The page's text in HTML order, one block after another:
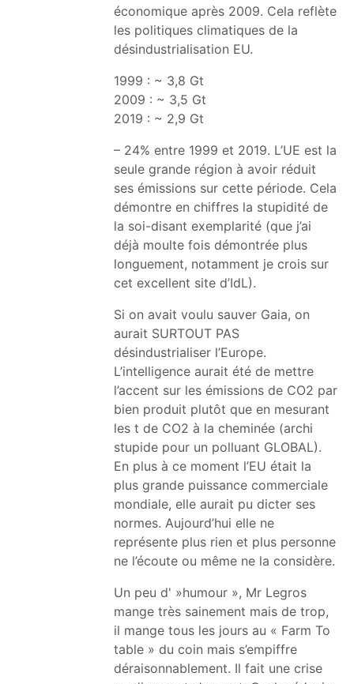
économique après 2009. Cela reflète
les politiques climatiques de la
désindustrialisation EU.
1999 : ~ 3,8 Gt
2009 : ~ 3,5 Gt
2019 : ~ 2,9 Gt
– 24% entre 1999 et 2019. L’UE est la
seule grande région à avoir réduit
ses émissions sur cette période. Cela
démontre en chiffres la stupidité de
la soi-disant exemplarité (que j’ai
déjà moulte fois démontrée plus
longuement, notamment je crois sur
cet excellent site d’IdL).
Si on avait voulu sauver Gaia, on
aurait SURTOUT PAS
désindustrialiser l’Europe.
L’intelligence aurait été de mettre
l’accent sur les émissions de CO2 par
bien produit plutôt que en mesurant
les t de CO2 à la cheminée (archi
stupide pour un polluant GLOBAL).
En plus à ce moment l’EU était la
plus grande puissance commerciale
mondiale, elle aurait pu dicter ses
normes. Aujourd’hui elle ne
représente plus rien et plus personne
ne l’écoute ou même ne la considère.
Un peu d' »humour », Mr Legros
mange très sainement mais de trop,
il mange tous les jours au « Farm To
table » du coin mais s’empiffre
déraisonnablement. Il fait une crise